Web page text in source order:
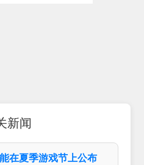
新闻
在夏季游戏节上公布